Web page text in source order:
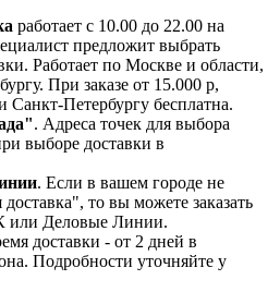
работает с 10.00 до 22.00 на
предложит выбрать
Работает по Москве и области,
При заказе от 15.000 р,
Санкт-Петербургу бесплатна.
. Адреса точек для выбора
выборе доставки в
. Если в вашем городе не
доставка", то вы можете заказать
или Деловые Линии.
доставки - от 2 дней в
Подробности уточняйте у